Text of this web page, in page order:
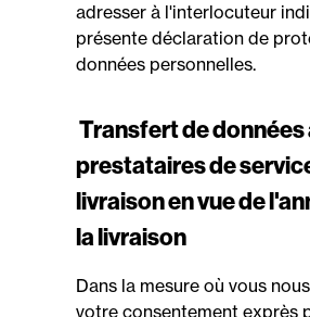
adresser à l'interlocuteur
présente déclaration de
données personnelles.
Transfert de données
prestataires de
livraison en vue de
la livraison
Dans la mesure où vous
votre consentement exprès